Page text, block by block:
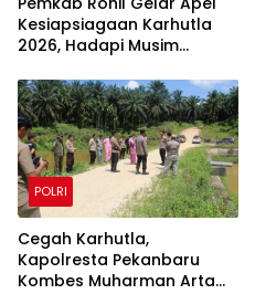
Kesiapsiagaan Karhutla
2026, Hadapi Musim
POLRI
Cegah Karhutla,
Kapolresta Pekanbaru
Kombes Muharman Arta